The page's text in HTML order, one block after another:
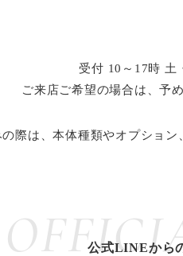
受付 10～17時 土
ご来店ご希望の場合は、予
際は、本体種類やオプション
公式LINEから